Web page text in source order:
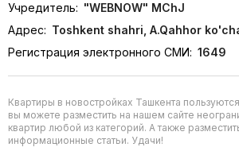
Учредитель: "WEBNOW" MChJ
Адрес: Toshkent shahri, A.Qahhor
Регистрация электронного СМИ: 1649
Квартиры в новостройках Ташкента
вы можете разместить на нашем сайте
квартир любой из категорий. А также
информационные статьи. Удачи!